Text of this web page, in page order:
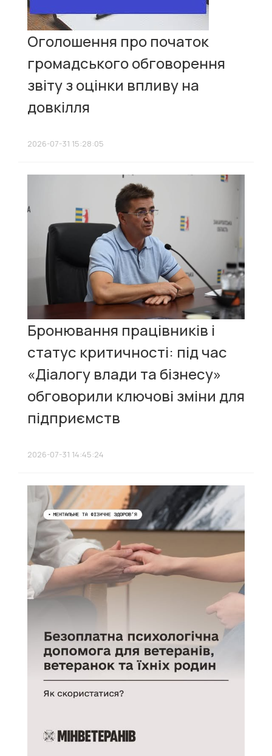
Оголошення про початок
громадського обговорення
звіту з оцінки впливу на
довкілля
2026-07-31 15:28:05
Бронювання працівників і
статус критичності: під час
«Діалогу влади та бізнесу»
обговорили ключові зміни для
підприємств
2026-07-31 14:45:24